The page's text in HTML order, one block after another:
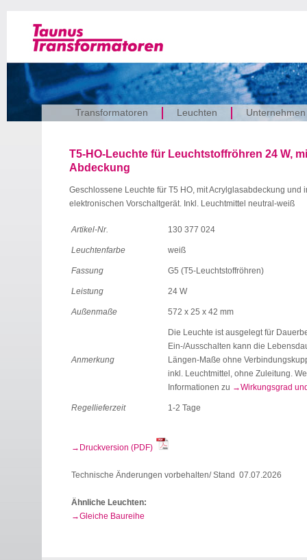
Transformatoren Leuchten Unternehmen
T5-HO-Leuchte für Leuchtstoffröhren 24 W,
Abdeckung
Geschlossene Leuchte für T5 HO, mit Acrylglasabdeckung und
elektronischen Vorschaltgerät. Inkl. Leuchtmittel neutral-weiß
Artikel-Nr. 130 377 024
Leuchtenfarbe weiß
Fassung G5 (T5-Leuchtstoffröhren)
Leistung 24 W
Außenmaße 572 x 25 x 42 mm
Anmerkung
Die Leuchte ist ausgelegt für
Ein-/Ausschalten kann die
Längen-Maße ohne
inkl. Leuchtmittel, ohne Zuleitung.
Informationen zu
Wirkungsgrad
Regellieferzeit 1-2 Tage
Druckversion (PDF)
Technische Änderungen vorbehalten/ Stand 07.07.2026
Ähnliche Leuchten:
Gleiche Baureihe